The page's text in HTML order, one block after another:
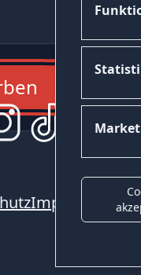
Impressum